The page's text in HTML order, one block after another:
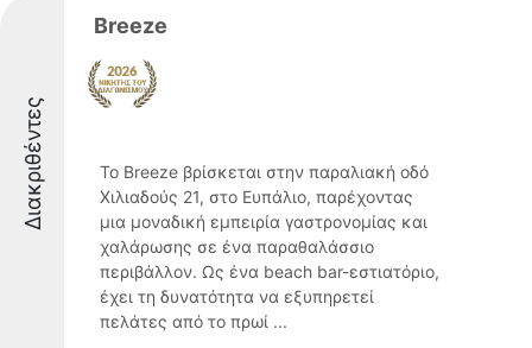
Διακριθέντες
Breeze
Το Breeze βρίσκεται στην παραλιακή οδό
Χιλιαδούς 21, στο Ευπάλιο, παρέχοντας
μια μοναδική εμπειρία γαστρονομίας και
χαλάρωσης σε ένα παραθαλάσσιο
περιβάλλον. Ως ένα beach bar-εστιατόριο,
έχει τη δυνατότητα να εξυπηρετεί
πελάτες από το πρωί ...